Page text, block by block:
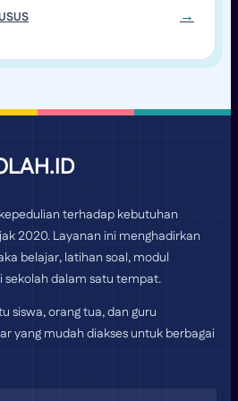
terhadap kebutuhan
2020. Layanan ini menghadirkan
belajar, latihan soal, modul
sekolah dalam satu tempat.
siswa, orang tua, dan guru
yang mudah diakses untuk berbagai